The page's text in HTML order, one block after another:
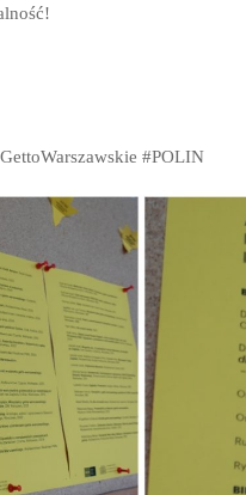
#POLIN